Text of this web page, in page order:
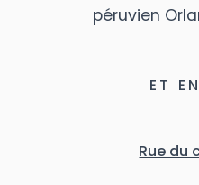
péruvien
ET
Rue du